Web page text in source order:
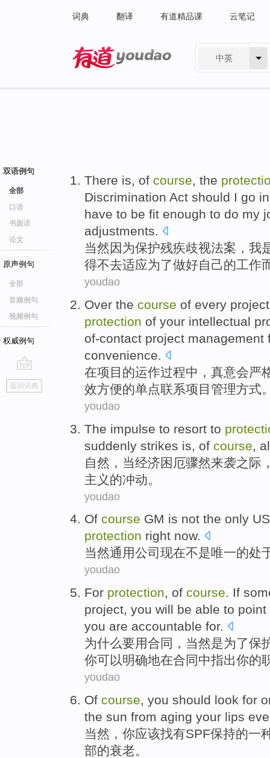
词典 翻译 有道精品课 云笔记
中英
双语例句
全部
口语
书面语
论文
原声例句
全部
音频例句
视频例句
权威例句
go
top
返回词典
There is, of course, the
Discrimination Act should I go
have to be fit enough to do my
adjustments.
当然因为保护残疾歧视法案 ， 我
得不去适应为了做好自己的工作
youdao
Over the course of every project
protection of your intellectual
of-contact project management
convenience.
在项目 的运作过程中 ， 真意会严
效方便的单点联系项目 管理方式
youdao
The impulse to resort to
suddenly strikes is, of course
自然 ， 当经济困厄骤然来袭之际
主义 的冲动 。
youdao
Of course GM is not the only US
protection right now.
当然通用公司 现在不是唯一的处
youdao
For protection, of course. If
project, you will be able to point
you are accountable for.
为什么要用合同 ， 当然是为了保
你可以明确地在合同中指出你的
youdao
Of course, you should look for
the sun from aging your lips
当然 ， 你应该找有SPF保持的一
部的衰老。